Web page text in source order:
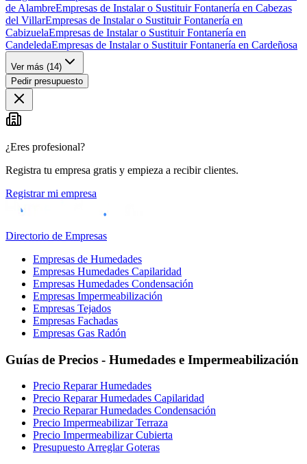
de AlambreEmpresas de Instalar o Sustituir Fontanería en Cabezas
del VillarEmpresas de Instalar o Sustituir Fontanería en
CabizuelaEmpresas de Instalar o Sustituir Fontanería en
CandeledaEmpresas de Instalar o Sustituir Fontanería en Cardeñosa
Ver más (14)
Pedir presupuesto
¿Eres profesional?
Registra tu empresa gratis y empieza a recibir clientes.
Registrar mi empresa
Directorio de Empresas
Empresas de Humedades
Empresas Humedades Capilaridad
Empresas Humedades Condensación
Empresas Impermeabilización
Empresas Tejados
Empresas Fachadas
Empresas Gas Radón
Guías de Precios - Humedades e Impermeabilización
Precio Reparar Humedades
Precio Reparar Humedades Capilaridad
Precio Reparar Humedades Condensación
Precio Impermeabilizar Terraza
Precio Impermeabilizar Cubierta
Presupuesto Arreglar Goteras